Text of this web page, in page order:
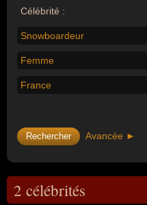
Célébrité :
Snowboardeur
Femme
France
Avancée ►
2 célébrités